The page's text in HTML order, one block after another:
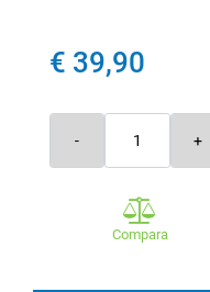
€ 39,90
Compara